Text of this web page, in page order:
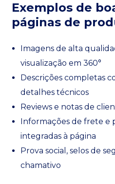
Exemplos de
páginas de
Imagens de alta
visualização em 360°
Descrições completas
detalhes técnicos
Reviews e notas de
Informações de frete e
integradas à página
Prova social, selos de
chamativo